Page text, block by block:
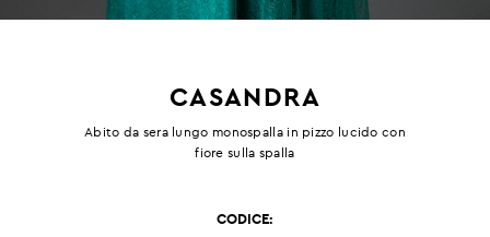
CASANDRA
Abito da sera lungo monospalla in pizzo lucido con
fiore sulla spalla
CODICE: